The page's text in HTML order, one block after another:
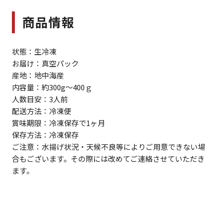
商品情報
状態：生冷凍
お届け：真空パック
産地：地中海産
内容量：約300g～400ｇ
人数目安：3人前
配送方法：冷凍便
賞味期限：冷凍保存で1ヶ月
保存方法：冷凍保存
ご注意：水揚げ状況・天候不良等によりご用意できない場
合もございます。その際には改めてご連絡させていただき
ます。